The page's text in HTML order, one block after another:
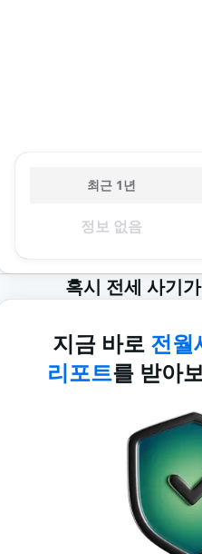
최근 1년
정보 없음
혹시 전세 사기
지금 바로 전월
리포트를 받아